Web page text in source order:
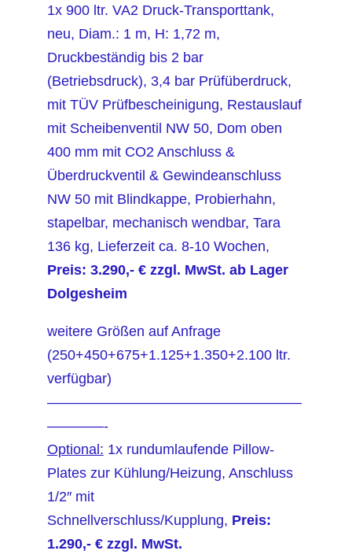
1x 900 ltr. VA2 Druck-Transporttank,
neu, Diam.: 1 m, H: 1,72 m,
Druckbeständig bis 2 bar
(Betriebsdruck), 3,4 bar Prüfüberdruck,
mit TÜV Prüfbescheinigung, Restauslauf
mit Scheibenventil NW 50, Dom oben
400 mm mit CO2 Anschluss &
Überdruckventil & Gewindeanschluss
NW 50 mit Blindkappe, Probierhahn,
stapelbar, mechanisch wendbar, Tara
136 kg, Lieferzeit ca. 8-10 Wochen,
Preis: 3.290,- € zzgl. MwSt. ab Lager
Dolgesheim
weitere Größen auf Anfrage
(250+450+675+1.125+1.350+2.100 ltr.
verfügbar)
——————————————————
————-
Optional: 1x rundumlaufende Pillow-
Plates zur Kühlung/Heizung, Anschluss
1/2″ mit
Schnellverschluss/Kupplung, Preis:
1.290,- € zzgl. MwSt.